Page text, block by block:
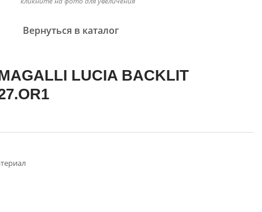
Вернуться в каталог
LUCIA BACKLIT